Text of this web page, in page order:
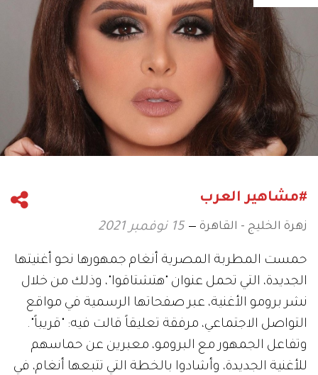
#مشاهير العرب
زهرة الخليج - القاهرة 15 نوفمبر 2021
حمست المطربة المصرية أنغام جمهورها نحو أغنيتها
الجديدة، التي تحمل عنوان "هتشتاقوا"، وذلك من خلال
نشر برومو الأغنية، عبر صفحاتها الرسمية في مواقع
التواصل الاجتماعي، مرفقة تعليقاً قالت فيه: "قريباً".
وتفاعل الجمهور مع البرومو، معبرين عن حماسهم
للأغنية الجديدة، وأشادوا بالخطة التي تتبعها أنغام، في